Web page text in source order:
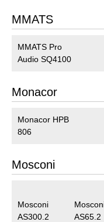
MMATS
MMATS Pro
Audio SQ4100
Monacor
Monacor HPB
806
Mosconi
Mosconi
AS300.2
AS65.2